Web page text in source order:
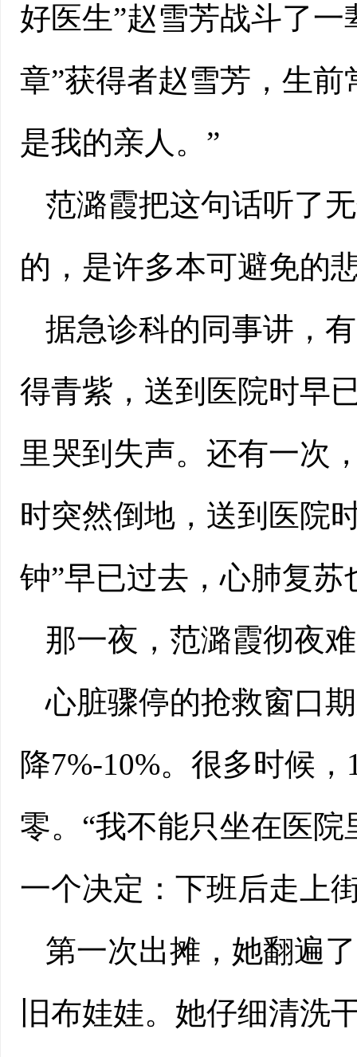
好医生”赵雪芳战斗了
章”获得者赵雪芳，生
是我的亲人。”
范潞霞把这句话听了
的，是许多本可避免的
据急诊科的同事讲，
得青紫，送到医院时早
里哭到失声。还有一次
时突然倒地，送到医院
钟”早已过去，心肺复苏
那一夜，范潞霞彻夜
心脏骤停的抢救窗口
降7%-10%。很多时候
零。“我不能只坐在医
一个决定：下班后走上
第一次出摊，她翻遍
旧布娃娃。她仔细清洗